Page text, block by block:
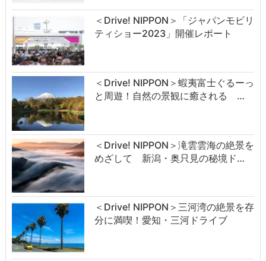
＜Drive! NIPPON＞「ジャパンモビリ
ティショー2023」開催レポート
＜Drive! NIPPON＞蝦夷富士ぐるーっ
と周遊！自然の景観に癒される …
＜Drive! NIPPON＞滝雲雲海の絶景を
めざして 新潟・奥只見の秘境ド…
＜Drive! NIPPON＞三河湾の絶景を存
分に満喫！愛知・三河ドライブ